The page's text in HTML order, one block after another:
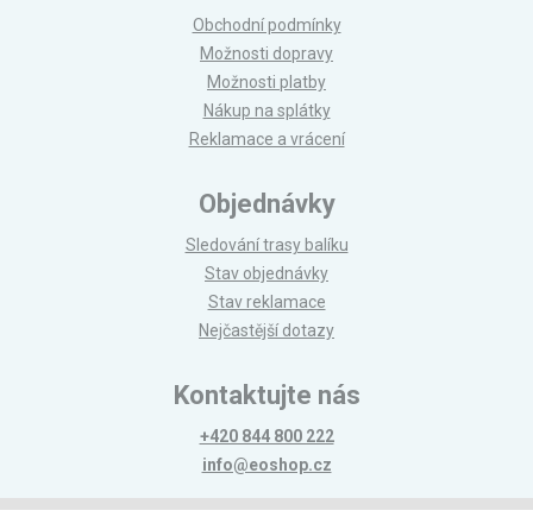
Obchodní podmínky
Možnosti dopravy
Možnosti platby
Nákup na splátky
Reklamace a vrácení
Objednávky
Sledování trasy balíku
Stav objednávky
Stav reklamace
Nejčastější dotazy
Kontaktujte nás
+420 844 800 222
info@eoshop.cz